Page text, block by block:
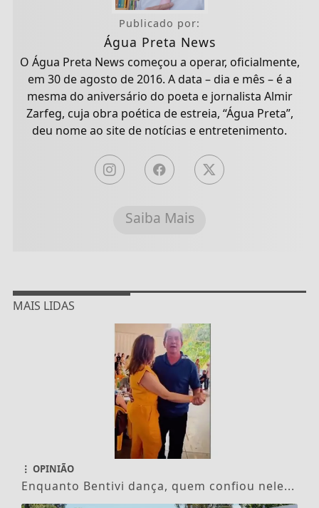
Publicado por:
Água Preta News
O Água Preta News começou a operar, oficialmente,
em 30 de agosto de 2016. A data – dia e mês – é a
mesma do aniversário do poeta e jornalista Almir
Zarfeg, cuja obra poética de estreia, “Água Preta”,
deu nome ao site de notícias e entretenimento.
Saiba Mais
MAIS LIDAS
OPINIÃO
Enquanto Bentivi dança, quem confiou nele...